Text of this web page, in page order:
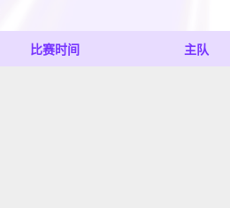
比赛时间 主队